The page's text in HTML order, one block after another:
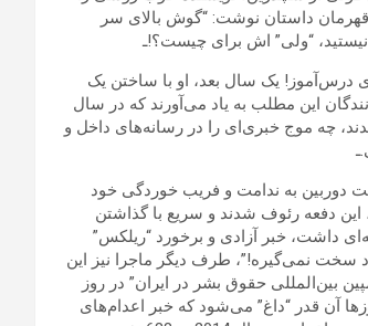
داستان نوشت: “گوش بالای سر
“ولی” اش برای چیست؟!ـ
درس‌آموز! یک سال بعد، او با ساختن یک
این مطلب به یاد می‌آورند که در سال
چه موج خبری‌ای را در رسانه‌های داخل و
دوربین به ندامت و فریب خوردگی خود
این دفعه رئوف شدند و سریع با گذاشتن
داشت، خبر آزادی و برخورد “ریلکس”
سخت نمی‌گیره!”، طرف دیگر ماجرا نیز این
بین‌المللی حقوق بشر در ایران” در روز
آن قدر “داغ” می‌شود که خبر اعدام‌های